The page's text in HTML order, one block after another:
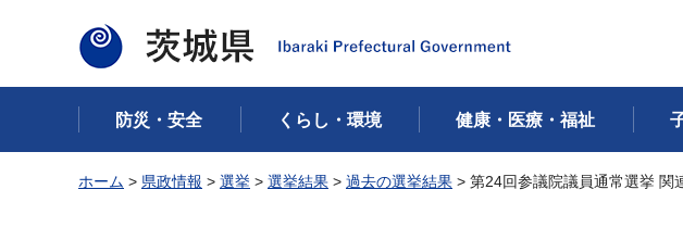
茨城県
防災・安全 くらし・環境 健康・医療・福祉
ホーム > 県政情報 > 選挙 > 選挙結果 > 過去の選挙結果 > 第24回参議院議員通常選挙 関